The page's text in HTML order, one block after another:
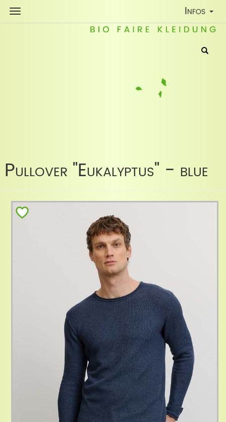
Toggle
Infos
Pullover "Eukalyptus" - blue